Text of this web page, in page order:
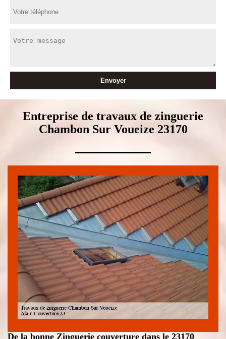
Entreprise de travaux de zinguerie
Chambon Sur Voueize 23170
De la bonne Zinguerie couverture dans le 23170